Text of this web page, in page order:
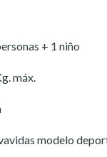
+ 1 niño
máx.
modelo